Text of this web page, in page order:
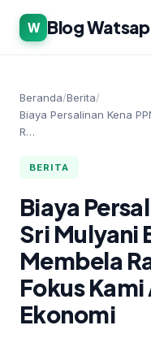
W Blog
Beranda/Berita/
Biaya Persalinan Kena
R…
BERITA
Biaya
Sri Mulyani
Membela
Fokus
Ekonomi